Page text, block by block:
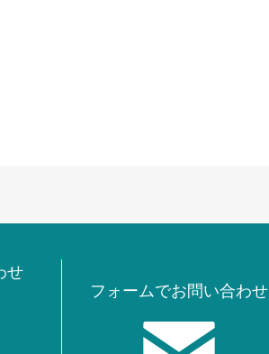
せ
フォームでお問い合わせ